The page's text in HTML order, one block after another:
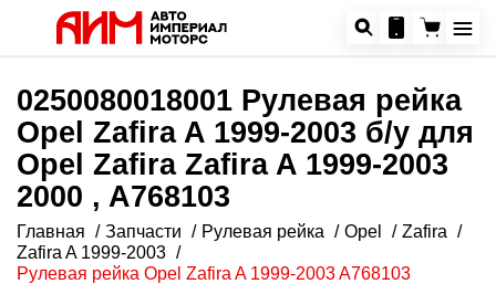
0250080018001 Рулевая рейка
Opel Zafira A 1999-2003 б/у для
Opel Zafira Zafira A 1999-2003
2000 , A768103
Главная Запчасти Рулевая рейка Opel
Zafira
Zafira A 1999-2003
Рулевая рейка Opel Zafira A 1999-2003 A768103